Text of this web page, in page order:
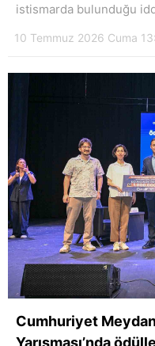
istismarda bulunduğu
10 Temmuz 2026 Cuma
Cumhuriyet
Yarışması’nda